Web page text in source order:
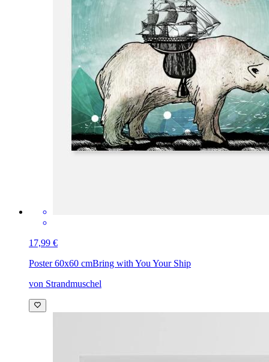
17,99 €
Poster 60x60 cmBring with You Your Ship
von Strandmuschel